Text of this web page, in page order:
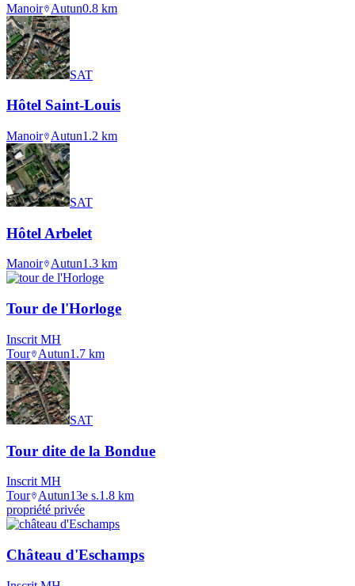
Manoir Autun0.8 km
SAT
Hôtel Saint-Louis
Manoir Autun1.2 km
SAT
Hôtel Arbelet
Manoir Autun1.3 km
Tour de l'Horloge
Inscrit MH
Tour
Autun1.7 km
SAT
Tour dite de la Bondue
Inscrit MH
Tour
Autun13e s.1.8 km
propriété privée
Château d'Eschamps